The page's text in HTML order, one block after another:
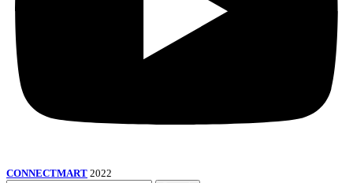
CONNECTMART 2022